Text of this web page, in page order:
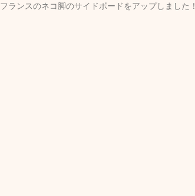
フランスのネコ脚のサイドボードをアップしました！